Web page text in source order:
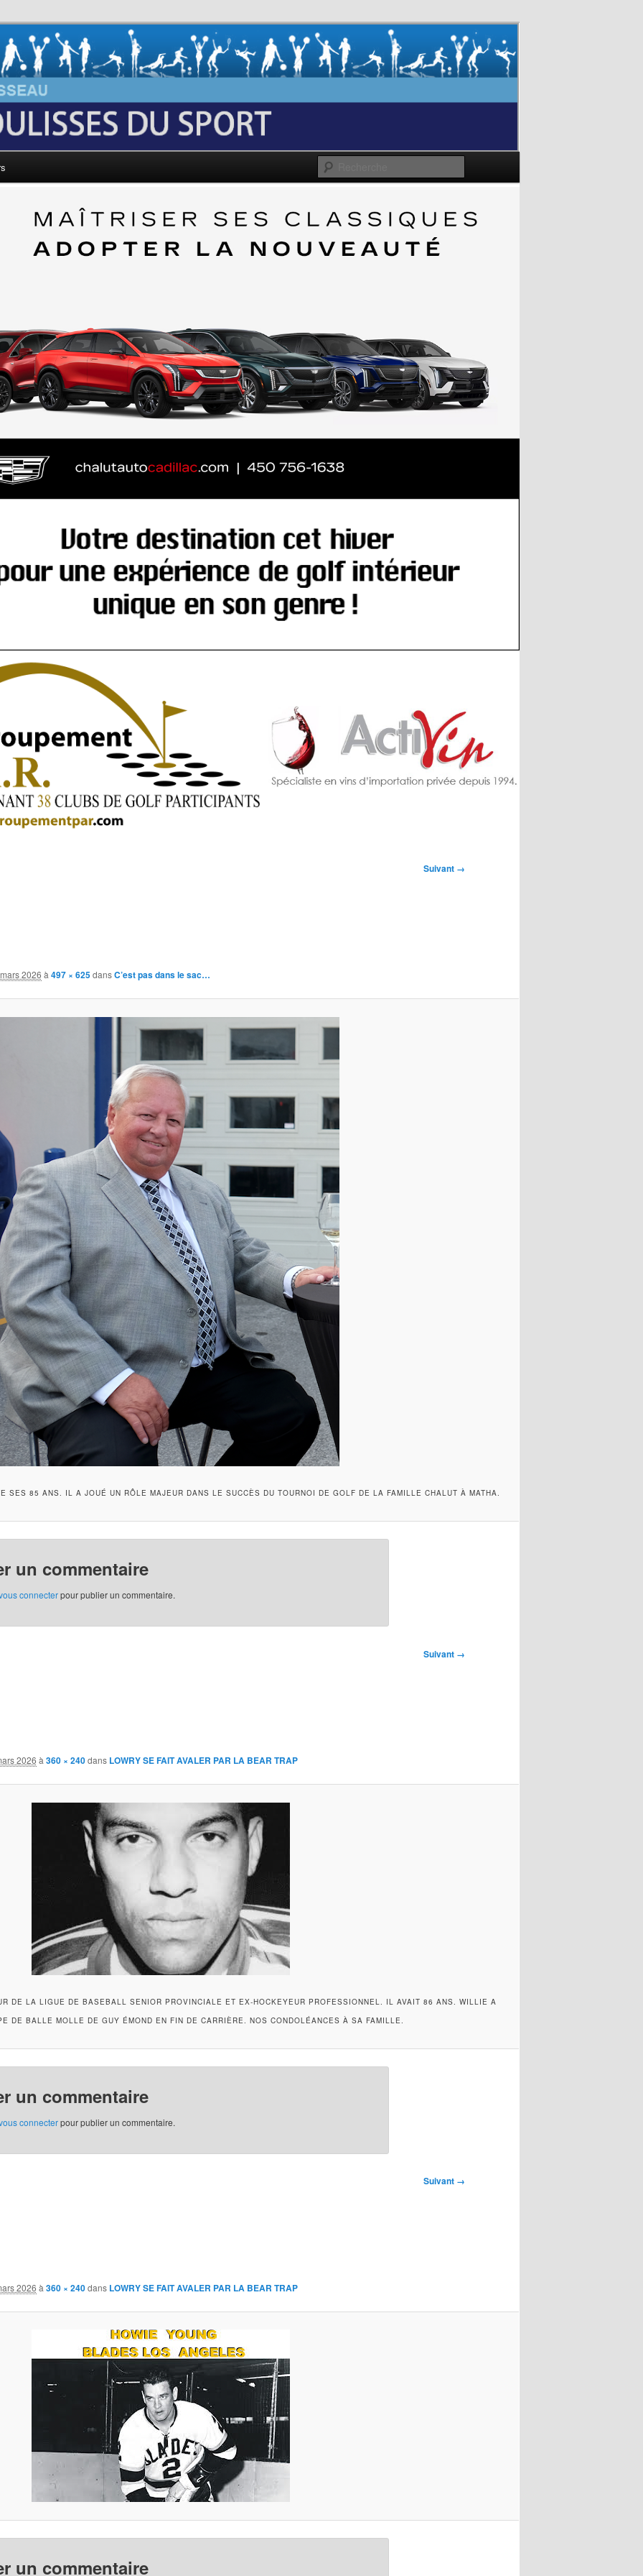
Les Coulisses du Sport
Suivant →
2026 à 497 × 625dansC’est pas dans le sac…
SES 85 ANS. IL A JOUÉ UN RÔLE MAJEUR DANS LE SUCCÈS DU TOURNOI DE GOLF DE LA FAMILLE CHALUT À MATHA.
un commentaire
connecterpour publier un commentaire.
Suivant →
2026 à 360 × 240dans LOWRY SE FAIT AVALER PAR LA BEAR TRAP
DE LA LIGUE DE BASEBALL SENIOR PROVINCIALE ET EX-HOCKEYEUR PROFESSIONNEL. IL AVAIT 86 ANS. WILLIE A
DE BALLE MOLLE DE GUY ÉMOND EN FIN DE CARRIÈRE. NOS CONDOLÉANCES À SA FAMILLE.
un commentaire
connecterpour publier un commentaire.
Suivant →
2026 à 360 × 240dans LOWRY SE FAIT AVALER PAR LA BEAR TRAP
un commentaire